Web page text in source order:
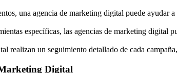
una agencia de marketing digital puede ayudar
específicas, las agencias de marketing digital
realizan un seguimiento detallado de cada
Digital